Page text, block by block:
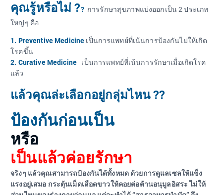
คุณรู้หรือไม่ ?? การรักษาสุขภาพแบ่งออกเป็น 2 ประเภท
ใหญ่ๆ คือ
1. Preventive Medicine เป็นการแพทย์ที่เน้นการป้องกันไม่ให้เกิด
โรคขึ้น
2. Curative Medicine
เป็นการแพทย์ที่เน้นการรักษาเมื่อเกิดโรค
แล้ว
แล้วคุณล่ะเลือกอยู่กลุ่มไหน ??
ป้องกันก่อนเป็น
หรือ
เป็นแล้วค่อยรักษา
จริงๆ แล้วคุณสามารถป้องกันได้ทั้งหมด ด้วยการดูแลเซลให้แข็ง
แรงอยู่เสมอ กระตุ้นเม็ดเลือดขาวให้คอยต่อต้านอนุมูลอิสระ ไม่ให้